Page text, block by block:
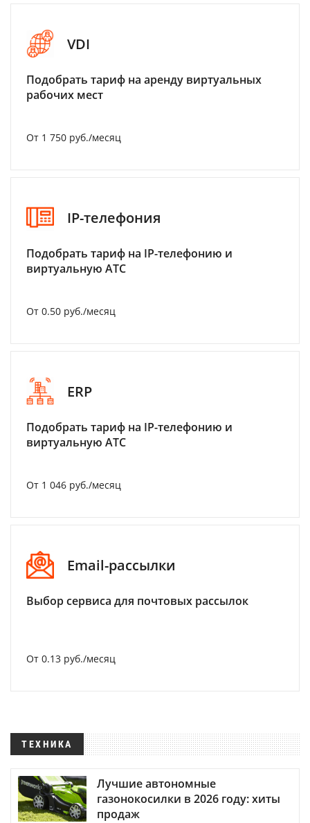
VDI
Подобрать тариф на аренду виртуальных
рабочих мест
От 1 750 руб./месяц
IP-телефония
Подобрать тариф на IP-телефонию и
виртуальную АТС
От 0.50 руб./месяц
ERP
Подобрать тариф на IP-телефонию и
виртуальную АТС
От 1 046 руб./месяц
Email-рассылки
Выбор сервиса для почтовых рассылок
От 0.13 руб./месяц
ТЕХНИКА
Лучшие автономные
газонокосилки в 2026 году: хиты
продаж